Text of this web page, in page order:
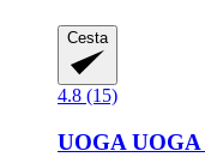
Cesta
4.8 (15)
UOGA UOGA